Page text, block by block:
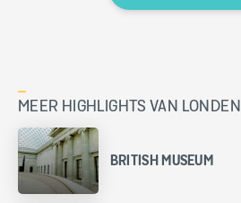
MEER HIGHLIGHTS VAN LONDEN
BRITISH MUSEUM